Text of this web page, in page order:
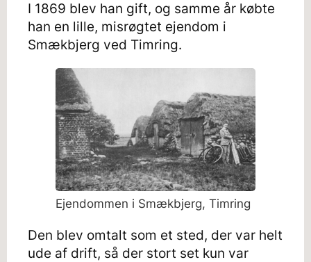
I 1869 blev han gift, og samme år købte
han en lille, misrøgtet ejendom i
Smækbjerg ved Timring.
Ejendommen i Smækbjerg, Timring
Den blev omtalt som et sted, der var helt
ude af drift, så der stort set kun var